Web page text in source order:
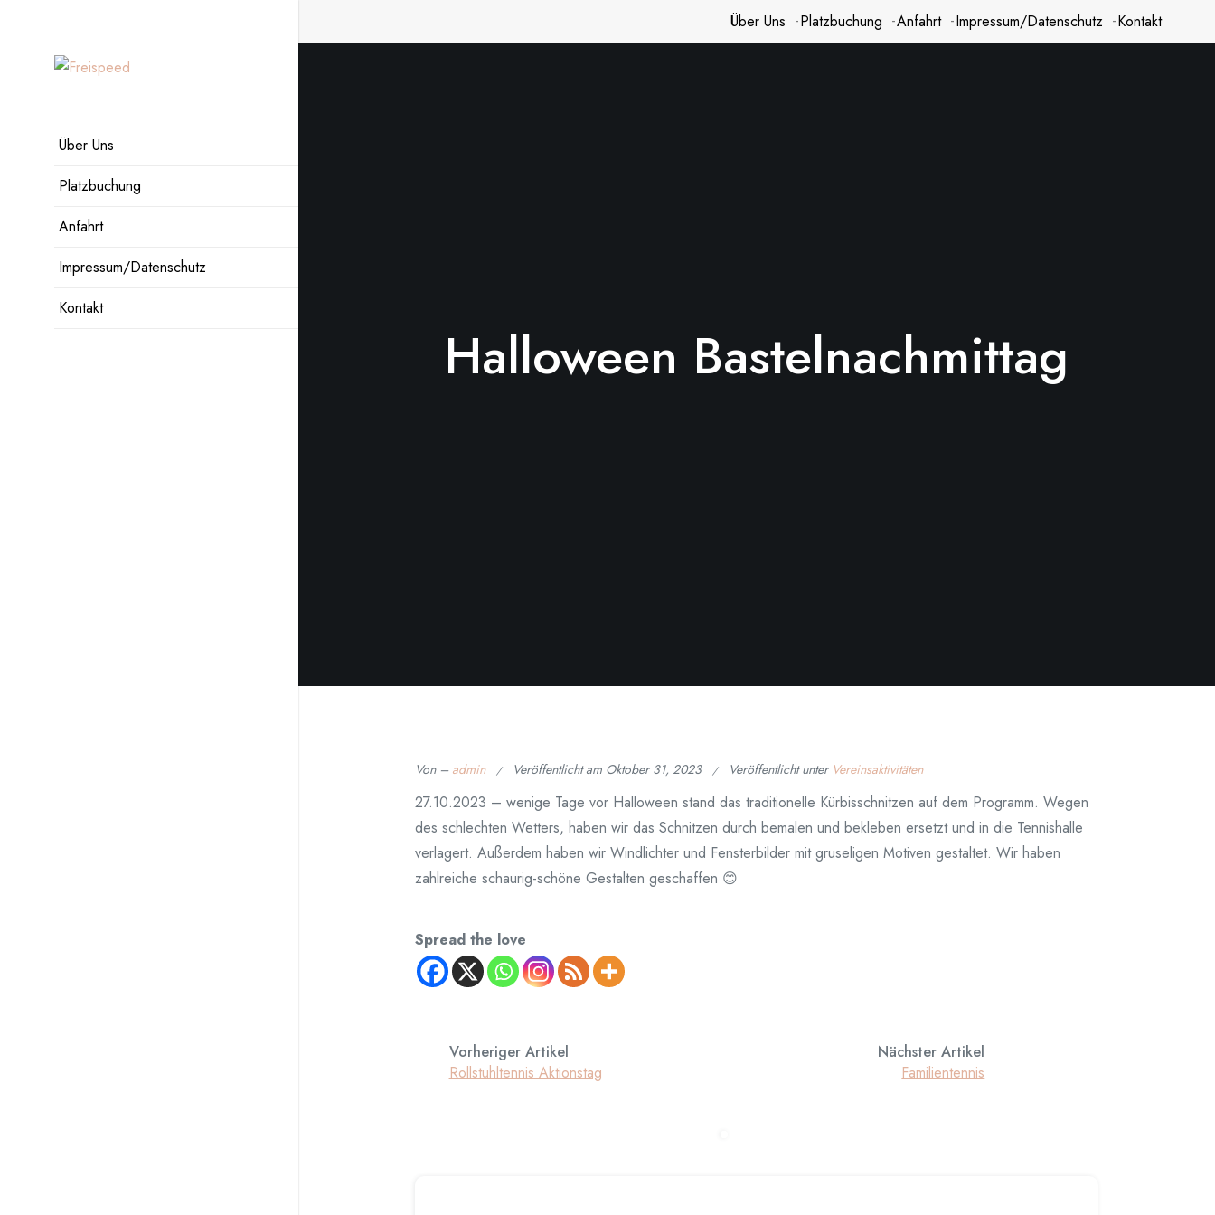
Über Uns
Platzbuchung
Anfahrt
Impressum/Datenschutz
Kontakt
Über Uns Platzbuchung Anfahrt Impressum/Datenschutz Kontakt
Halloween Bastelnachmittag
Von – admin Veröffentlicht am Oktober 31, 2023 Veröffentlicht unter Vereinsaktivitäten
27.10.2023 – wenige Tage vor Halloween stand das traditionelle Kürbisschnitzen auf dem Programm. Wegen
des schlechten Wetters, haben wir das Schnitzen durch bemalen und bekleben ersetzt und in die Tennishalle
verlagert. Außerdem haben wir Windlichter und Fensterbilder mit gruseligen Motiven gestaltet. Wir haben
zahlreiche schaurig-schöne Gestalten geschaffen 😊
Spread the love
Vorheriger Artikel
Rollstuhltennis Aktionstag
Nächster Artikel
Familientennis